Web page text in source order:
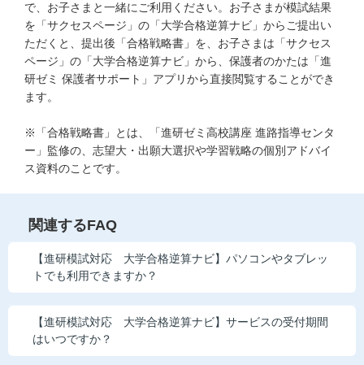
お問い合わせ窓口
他の講座のよくある質問・手続きはこちら
こどもちゃれんじ
進研ゼミ 小学講座
進研ゼミ 中学講座
進研ゼミ高校講座のご紹介はこちら
会員サイトはこちら
で、お子さまと一緒にご利用ください。お子さまが模試結果
を「サクセスページ」の「大学合格逆算ナビ」からご提出い
ただくと、提出後「合格戦略書」を、お子さまは「サクセス
ページ」の「大学合格逆算ナビ」から、保護者のかたは「進
研ゼミ 保護者サポート」アプリから直接閲覧することができ
ます。
※「合格戦略書」とは、「進研ゼミ高校講座 進路指導センタ
ー」監修の、志望大・出願大選択や学習戦略の個別アドバイ
ス資料のことです。
関連するFAQ
【進研模試対応 大学合格逆算ナビ】パソコンやタブレッ
トでも利用できますか？
【進研模試対応 大学合格逆算ナビ】サービスの受付期間
はいつですか？